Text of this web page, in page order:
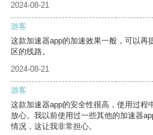
2024-08-21
游客
这款加速器app的加速效果一般，可以再
区的线路。
2024-08-21
游客
这款加速器app的安全性很高，使用过程
放心。我以前使用过一些其他的加速器
情况，这让我非常担心。